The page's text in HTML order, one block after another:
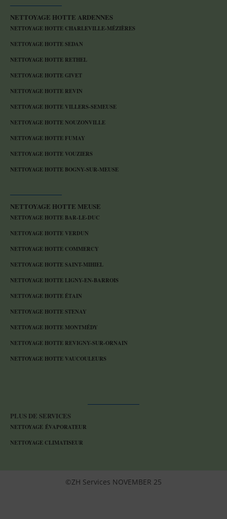
NETTOYAGE HOTTE ARDENNES
NETTOYAGE HOTTE CHARLEVILLE-MÉZIÈRES
NETTOYAGE HOTTE SEDAN
NETTOYAGE HOTTE RETHEL
NETTOYAGE HOTTE GIVET
NETTOYAGE HOTTE REVIN
NETTOYAGE HOTTE VILLERS-SEMEUSE
NETTOYAGE HOTTE NOUZONVILLE
NETTOYAGE HOTTE FUMAY
NETTOYAGE HOTTE VOUZIERS
NETTOYAGE HOTTE BOGNY-SUR-MEUSE
NETTOYAGE HOTTE MEUSE
NETTOYAGE HOTTE BAR-LE-DUC
NETTOYAGE HOTTE VERDUN
NETTOYAGE HOTTE COMMERCY
NETTOYAGE HOTTE SAINT-MIHIEL
NETTOYAGE HOTTE LIGNY-EN-BARROIS
NETTOYAGE HOTTE ÉTAIN
NETTOYAGE HOTTE STENAY
NETTOYAGE HOTTE MONTMÉDY
NETTOYAGE HOTTE REVIGNY-SUR-ORNAIN
NETTOYAGE HOTTE VAUCOULEURS
PLUS DE SERVICES
NETTOYAGE ÉVAPORATEUR
NETTOYAGE CLIMATISEUR
©ZH Services NOVEMBER 25